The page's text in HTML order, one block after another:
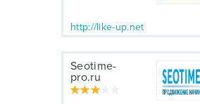
http://like-up.net
Seotime-
pro.ru